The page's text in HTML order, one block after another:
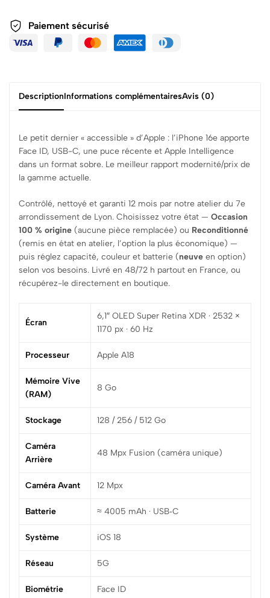
Paiement sécurisé
DescriptionInformations complémentairesAvis (0)
Le petit dernier « accessible » d’Apple : l’iPhone 16e apporte
Face ID, USB-C, une puce récente et Apple Intelligence
dans un format sobre. Le meilleur rapport modernité/prix de
la gamme actuelle.
Contrôlé, nettoyé et garanti 12 mois par notre atelier du 7e
arrondissement de Lyon. Choisissez votre état — Occasion
100 % origine (aucune pièce remplacée) ou Reconditionné
(remis en état en atelier, l’option la plus économique) —
puis réglez capacité, couleur et batterie (neuve en option)
selon vos besoins. Livré en 48/72 h partout en France, ou
récupérez-le directement en boutique.
Écran
6,1″ OLED Super Retina XDR · 2532 ×
1170 px · 60 Hz
Processeur Apple A18
Mémoire Vive
(RAM)
8 Go
Stockage 128 / 256 / 512 Go
Caméra
Arrière
48 Mpx Fusion (caméra unique)
Caméra Avant 12 Mpx
Batterie ≈ 4005 mAh · USB‑C
Système iOS 18
Réseau 5G
Biométrie Face ID